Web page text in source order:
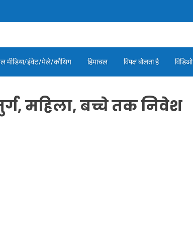
मीडिया/इंवेट/मेले/कौथिग हिमाचल विपक्ष बोलता है विडिओ
महिला, बच्चे तक निवेश